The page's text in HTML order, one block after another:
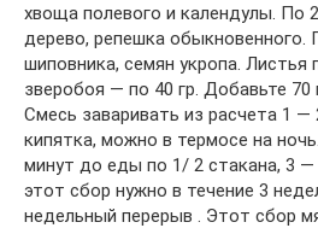
хвоща полевого и календулы. По
дерево, репешка обыкновенного.
шиповника, семян укропа. Листья
зверобоя — по 40 гр. Добавьте 70
Смесь заваривать из расчета 1 —
кипятка, можно в термосе на
минут до еды по 1/ 2 стакана, 3 —
этот сбор нужно в течение 3
недельный перерыв . Этот сбор